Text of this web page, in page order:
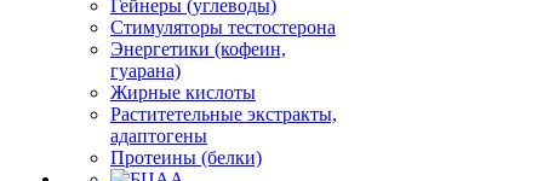
Гейнеры (углеводы)
Стимуляторы тестостерона
Энергетики (кофеин,
гуарана)
Жирные кислоты
Раститетельные экстракты,
адаптогены
Протеины (белки)